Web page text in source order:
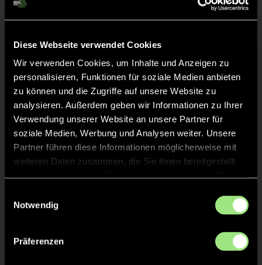
Diese Webseite verwendet Cookies
Wir verwenden Cookies, um Inhalte und Anzeigen zu
personalisieren, Funktionen für soziale Medien anbieten
zu können und die Zugriffe auf unsere Website zu
analysieren. Außerdem geben wir Informationen zu Ihrer
Verwendung unserer Website an unsere Partner für
soziale Medien, Werbung und Analysen weiter. Unsere
Partner führen diese Informationen möglicherweise mit
weiteren Daten zusammen, die Sie ihnen bereitgestellt
Notwendig
Präferenzen
37' TOR 0:3, FELDTOR
36' ANPFIFF 4. Viertel
ABPFIFF 3. Viertel
TOR 0:2, FELDTOR
24' ANPFIFF 3. Viertel